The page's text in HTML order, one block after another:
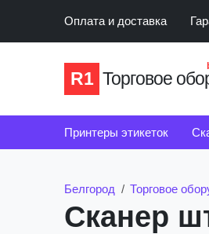
Оплата и доставка
R1 Торговое
Принтеры этикеток
Белгород Торговое
Сканер